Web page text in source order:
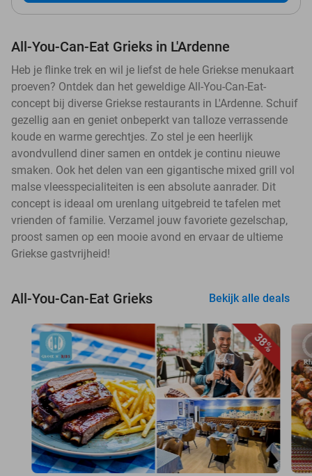
All-You-Can-Eat Grieks in L'Ardenne
Heb je flinke trek en wil je liefst de hele Griekse menukaart
proeven? Ontdek dan het geweldige All-You-Can-Eat-
concept bij diverse Griekse restaurants in L'Ardenne. Schuif
gezellig aan en geniet onbeperkt van talloze verrassende
koude en warme gerechtjes. Zo stel je een heerlijk
avondvullend diner samen en ontdek je continu nieuwe
smaken. Ook het delen van een gigantische mixed grill vol
malse vleesspecialiteiten is een absolute aanrader. Dit
concept is ideaal om urenlang uitgebreid te tafelen met
vrienden of familie. Verzamel jouw favoriete gezelschap,
proost samen op een mooie avond en ervaar de ultieme
Griekse gastvrijheid!
All-You-Can-Eat Grieks Bekijk alle deals
38%